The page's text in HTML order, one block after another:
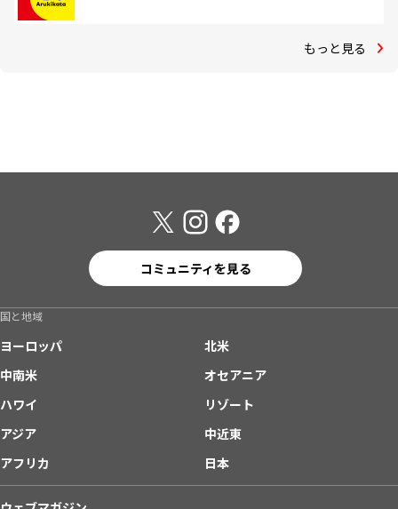
もっと見る
コミュニティを見る
国と地域
ヨーロッパ
北米
中南米
オセアニア
ハワイ
リゾート
アジア
中近東
アフリカ
日本